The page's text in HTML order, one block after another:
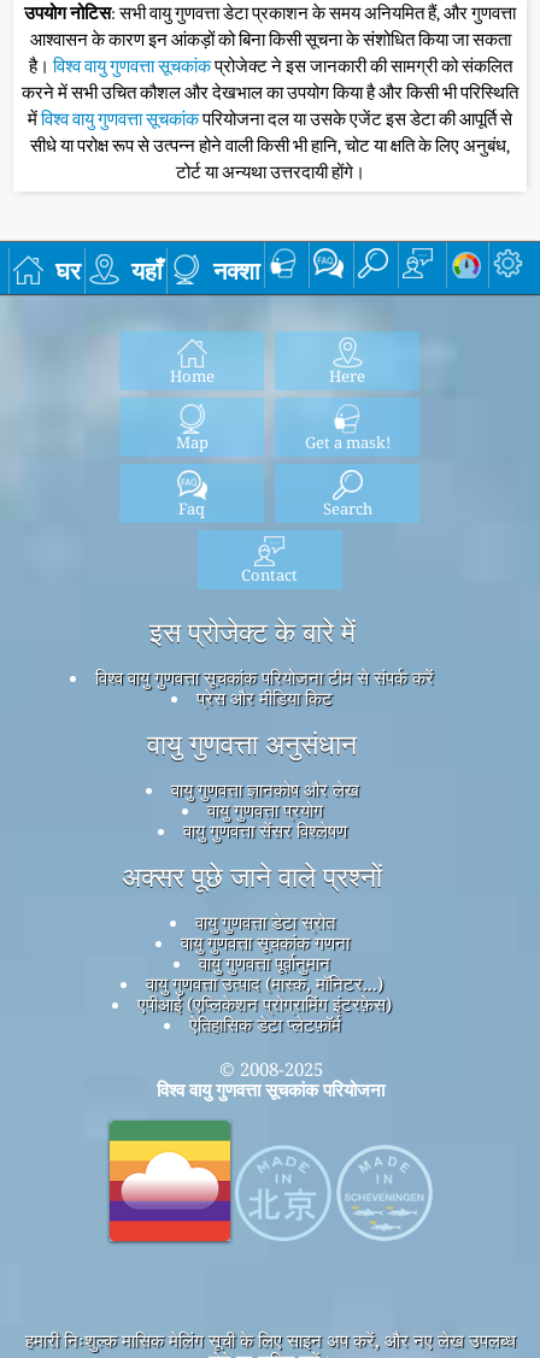
उपयोग नोटिस: सभी वायु गुणवत्ता डेटा प्रकाशन के समय अनियमित हैं, और गुणवत्ता
आश्वासन के कारण इन आंकड़ों को बिना किसी सूचना के संशोधित किया जा सकता
है।विश्व वायु गुणवत्ता सूचकांकप्रोजेक्ट ने इस जानकारी की सामग्री को संकलित
करने में सभी उचित कौशल और देखभाल का उपयोग किया है और किसी भी परिस्थिति
मेंविश्व वायु गुणवत्ता सूचकांकपरियोजना दल या उसके एजेंट इस डेटा की आपूर्ति से
सीधे या परोक्ष रूप से उत्पन्न होने वाली किसी भी हानि, चोट या क्षति के लिए अनुबंध,
टोर्ट या अन्यथा उत्तरदायी होंगे।
घर यहाँ नक्शा
Home Here
Map Get a mask!
Faq Search
Contact
इस प्रोजेक्ट के बारे में
विश्व वायु गुणवत्ता सूचकांक परियोजना टीम से संपर्क करें
प्रेस और मीडिया किट
वायु गुणवत्ता अनुसंधान
वायु गुणवत्ता ज्ञानकोष और लेख
वायु गुणवत्ता प्रयोग
वायु गुणवत्ता सेंसर विश्लेषण
अक्सर पूछे जाने वाले प्रश्नों
वायु गुणवत्ता डेटा स्रोत
वायु गुणवत्ता सूचकांक गणना
वायु गुणवत्ता पूर्वानुमान
वायु गुणवत्ता उत्पाद (मास्क, मॉनिटर...)
एपीआई (एप्लिकेशन प्रोग्रामिंग इंटरफ़ेस)
ऐतिहासिक डेटा प्लेटफ़ॉर्म
© 2008-2025
विश्व वायु गुणवत्ता सूचकांक परियोजना
हमारी निःशुल्क मासिक मेलिंग सूची के लिए साइन अप करें, और नए लेख उपलब्ध